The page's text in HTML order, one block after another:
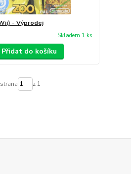
- Výprodej
Skladem 1 ks
Přidat do košíku
strana z 1